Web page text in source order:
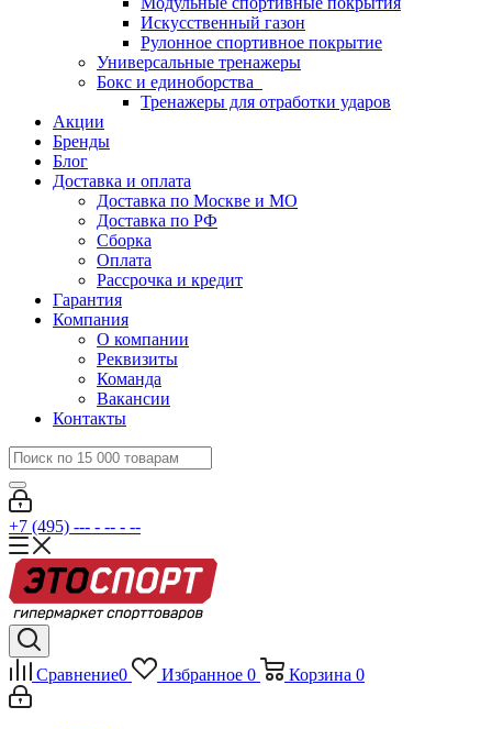
Искусственный газон
Рулонное спортивное покрытие
Универсальные тренажеры
Бокс и единоборства
Тренажеры для отработки ударов
Акции
Бренды
Блог
Доставка и оплата
Доставка по Москве и МО
Доставка по РФ
Сборка
Оплата
Рассрочка и кредит
Гарантия
Компания
О компании
Реквизиты
Команда
Вакансии
Контакты
+7 (495) --- - -- - --
Сравнение0 Избранное 0 Корзина 0